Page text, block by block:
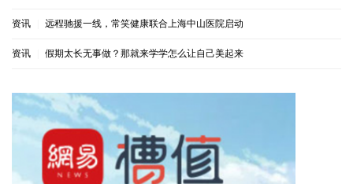
资讯 远程驰援一线，常笑健康联合上海中山医院启动
资讯 假期太长无事做？那就来学学怎么让自己美起来